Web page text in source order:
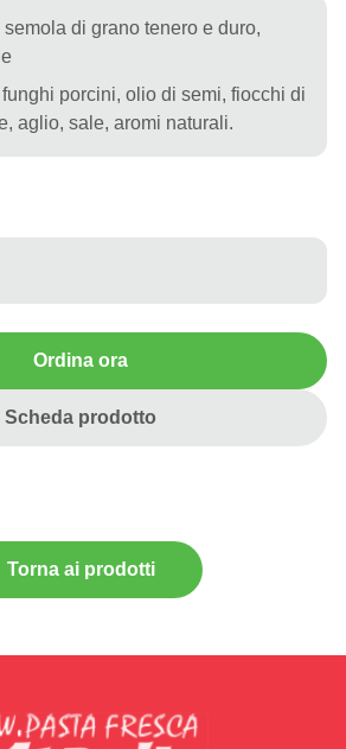
semola di grano tenero e duro,
funghi porcini, olio di semi, fiocchi di
aglio, sale, aromi naturali.
Ordina ora
Scheda prodotto
Torna ai prodotti